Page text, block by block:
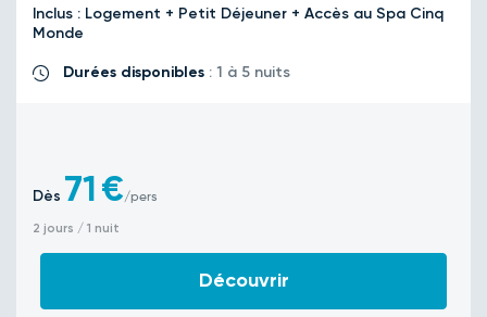
Inclus : Logement + Petit Déjeuner + Accès au Spa Cinq
Monde
Durées disponibles : 1 à 5 nuits
Dès 71€/pers
2 jours / 1 nuit
Découvrir